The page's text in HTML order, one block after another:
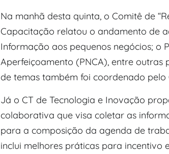
Na manhã desta quinta, o Comitê de
Capacitação relatou o andamento de
Informação aos pequenos negócios; o
Aperfeiçoamento (PNCA), entre
de temas também foi coordenado pelo
Já o CT de Tecnologia e Inovação
colaborativa que visa coletar as
para a composição da agenda de
inclui melhores práticas para incentivo